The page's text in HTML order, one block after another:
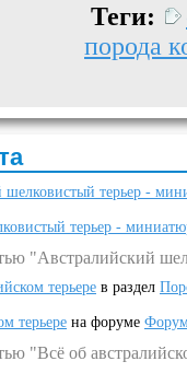
Теги:
порода
шелковистый терьер -
терьер -
"Австралийский
терьере в раздел
терьере на форуме
"Всё об